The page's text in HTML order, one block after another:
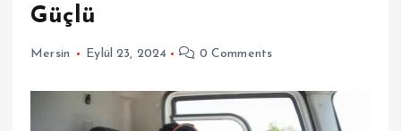
Güçlü
Mersin Eylül 23, 2024 0 Comments